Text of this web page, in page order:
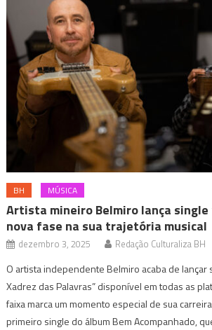
BH MÚSICA
Artista mineiro Belmiro lança
nova fase na sua trajetória musical
dezembro 3, 2025 Redação Culturaliza BH
O artista independente Belmiro acaba de lançar
Xadrez das Palavras” disponível em todas as
faixa marca um momento especial de sua
primeiro single do álbum Bem Acompanhado,